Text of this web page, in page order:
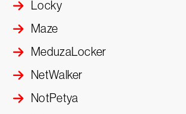
Locky
Maze
MeduzaLocker
NetWalker
NotPetya